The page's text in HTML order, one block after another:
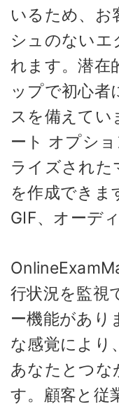
いるため、お
シュのないエ
れます。潜在
ップで初心者
スを備えてい
ート オプシ
ライズされた
を作成できま
GIF、オーデ
行状況を監視
ー機能があり
な感覚により
あなたとつな
す。顧客と従